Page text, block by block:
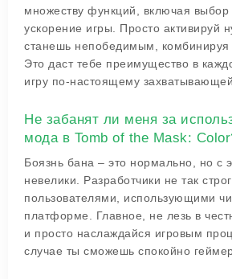
множеству функций, включая
ускорение игры. Просто активируй
станешь непобедимым, комбинируя
Это даст тебе преимущество в
игру по-настоящему
Не забанят ли меня за
мода в Tomb of the Mask:
Боязнь бана – это нормально, но с
невелики. Разработчики не так
пользователями, использующими
платформе. Главное, не лезь в
и просто наслаждайся игровым
случае ты сможешь спокойно